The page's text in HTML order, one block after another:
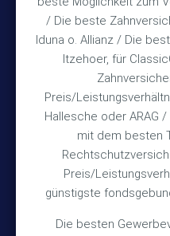
/ Die beste
Iduna o. Allianz / Die
Itzehoer, für
Preis/
Hallesche oder ARAG
mit dem besten
Preis/
günstigste
Die besten
und nach